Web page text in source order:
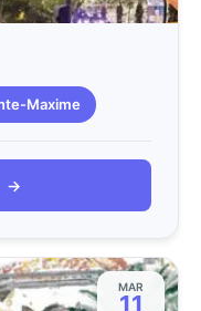
Maxime
→
MAR
11